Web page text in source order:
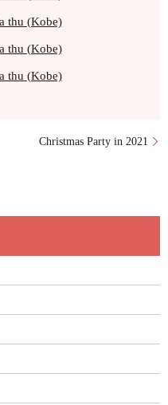
Christmas Party in 2021